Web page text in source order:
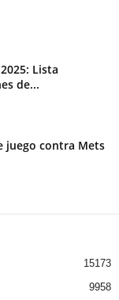
Lista
de...
juego contra Mets
15173
9958